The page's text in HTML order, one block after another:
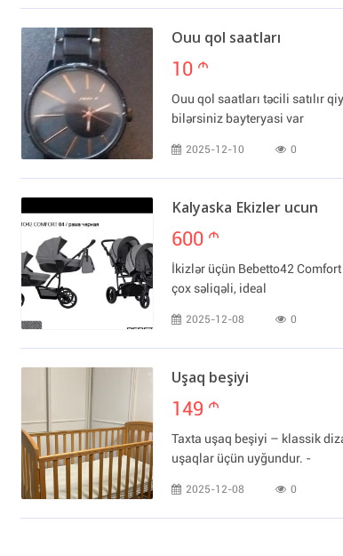
Ouu qol saatları
10 m
Ouu qol saatları təcili satılır
bilərsiniz bayteryasi var
2025-12-10 0
Kalyaska Ekizler ucun
600 m
İkizlər üçün Bebetto42
çox səliqəli, ideal
2025-12-08 0
Uşaq beşiyi
149 m
Taxta uşaq beşiyi – klassik
uşaqlar üçün uyğundur. -
2025-12-08 0